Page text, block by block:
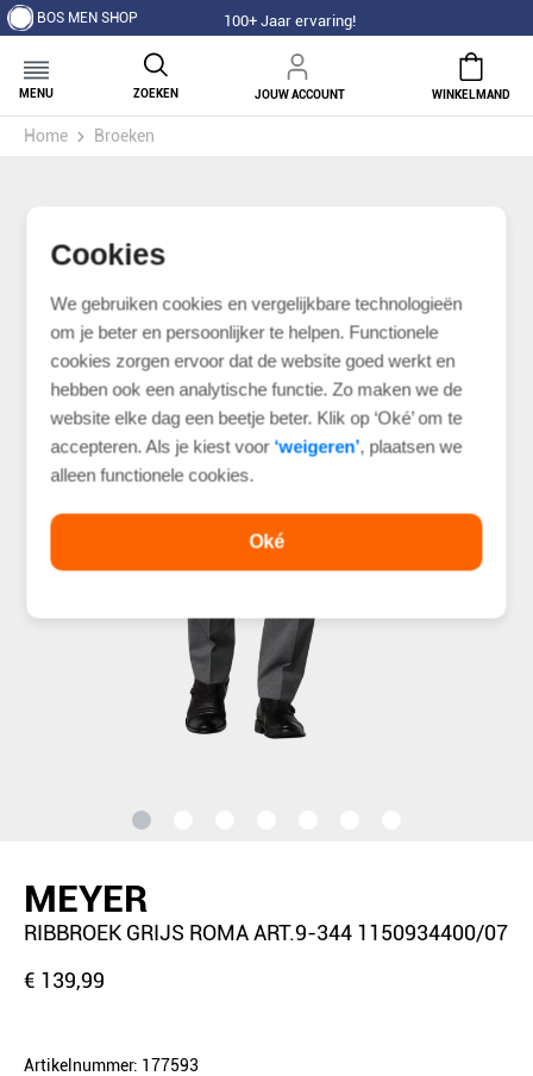
Cookies
We gebruiken cookies en vergelijkbare technologieën
om je beter en persoonlijker te helpen. Functionele
cookies zorgen ervoor dat de website goed werkt en
hebben ook een analytische functie. Zo maken we de
website elke dag een beetje beter. Klik op ‘Oké’ om te
accepteren. Als je kiest voor ‘weigeren’, plaatsen we
alleen functionele cookies.
Oké
BOS MEN SHOP 100+ Jaar ervaring!
MENU ZOEKEN JOUW ACCOUNT WINKELMAND
Home Broeken
MEYER
RIBBROEK GRIJS ROMA ART.9-344 1150934400/07
€ 139,99
Artikelnummer: 177593